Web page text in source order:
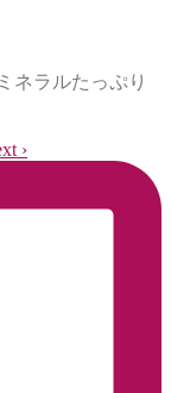
ネラルたっぷり
›